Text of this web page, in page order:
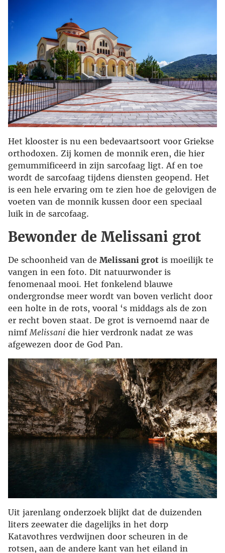
Het klooster is nu een bedevaartsoort voor Griekse
orthodoxen. Zij komen de monnik eren, die hier
gemummificeerd in zijn sarcofaag ligt. Af en toe
wordt de sarcofaag tijdens diensten geopend. Het
is een hele ervaring om te zien hoe de gelovigen de
voeten van de monnik kussen door een speciaal
luik in de sarcofaag.
Bewonder de Melissani grot
De schoonheid van de Melissani grot is moeilijk te
vangen in een foto. Dit natuurwonder is
fenomenaal mooi. Het fonkelend blauwe
ondergrondse meer wordt van boven verlicht door
een holte in de rots, vooral ‘s middags als de zon
er recht boven staat. De grot is vernoemd naar de
nimf Melissani die hier verdronk nadat ze was
afgewezen door de God Pan.
Uit jarenlang onderzoek blijkt dat de duizenden
liters zeewater die dagelijks in het dorp
Katavothres verdwijnen door scheuren in de
rotsen, aan de andere kant van het eiland in